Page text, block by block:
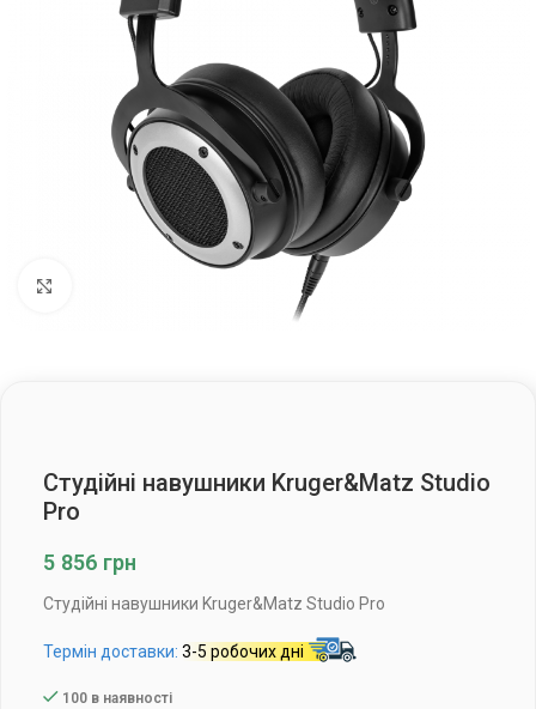
Студійні навушники Kruger&Matz Studio
Pro
5 856 грн
Студійні навушники Kruger&Matz Studio Pro
Термін доставки: 3-5 робочих дні
100 в наявності